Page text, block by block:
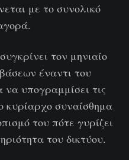
με το συνολικό
τον μηνιαίο
έναντι του
να υπογραμμίσει τις
κυρίαρχο συναίσθημα
του πότε γυρίζει
του δικτύου.